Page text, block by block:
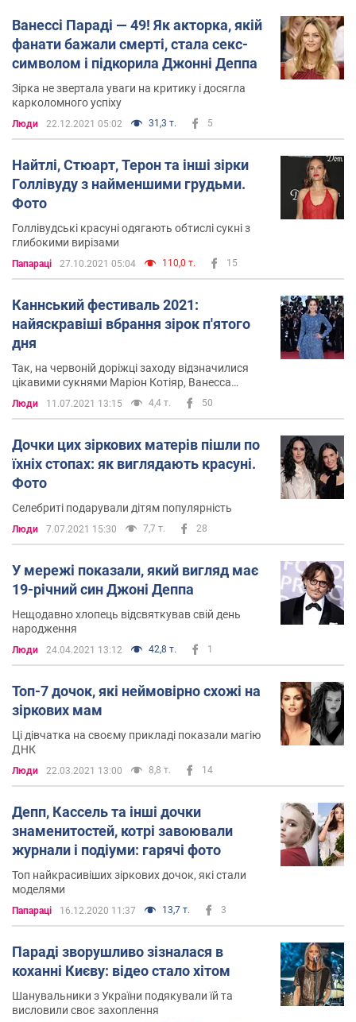
Ванессі Параді — 49! Як акторка, якій
фанати бажали смерті, стала секс-
символом і підкорила Джонні Деппа
Зірка не звертала уваги на критику і досягла
карколомного успіху
Люди 22.12.2021 05:02 31,3 т. 5
Найтлі, Стюарт, Терон та інші зірки
Голлівуду з найменшими грудьми.
Фото
Голлівудські красуні одягають обтислі сукні з
глибокими вирізами
Папараці 27.10.2021 05:04 110,0 т. 15
Каннський фестиваль 2021:
найяскравіші вбрання зірок п'ятого
дня
Так, на червоній доріжці заходу відзначилися
цікавими сукнями Маріон Котіяр, Ванесса
Параді, Тейлор Гілл, Карла Бруні та інші
Люди 11.07.2021 13:15 4,4 т. 50
Дочки цих зіркових матерів пішли по
їхніх стопах: як виглядають красуні.
Фото
Селебриті подарували дітям популярність
Люди 7.07.2021 15:30 7,7 т. 28
У мережі показали, який вигляд має
19-річний син Джоні Деппа
Нещодавно хлопець відсвяткував свій день
народження
Люди 24.04.2021 13:12 42,8 т. 1
Топ-7 дочок, які неймовірно схожі на
зіркових мам
Ці дівчатка на своєму прикладі показали магію
ДНК
Люди 22.03.2021 13:00 8,8 т. 14
Депп, Кассель та інші дочки
знаменитостей, котрі завоювали
журнали і подіуми: гарячі фото
Топ найкрасивіших зіркових дочок, які стали
моделями
Папараці 16.12.2020 11:37 13,7 т. 3
Параді зворушливо зізналася в
коханні Києву: відео стало хітом
Шанувальники з України подякували їй та
висловили своє захоплення